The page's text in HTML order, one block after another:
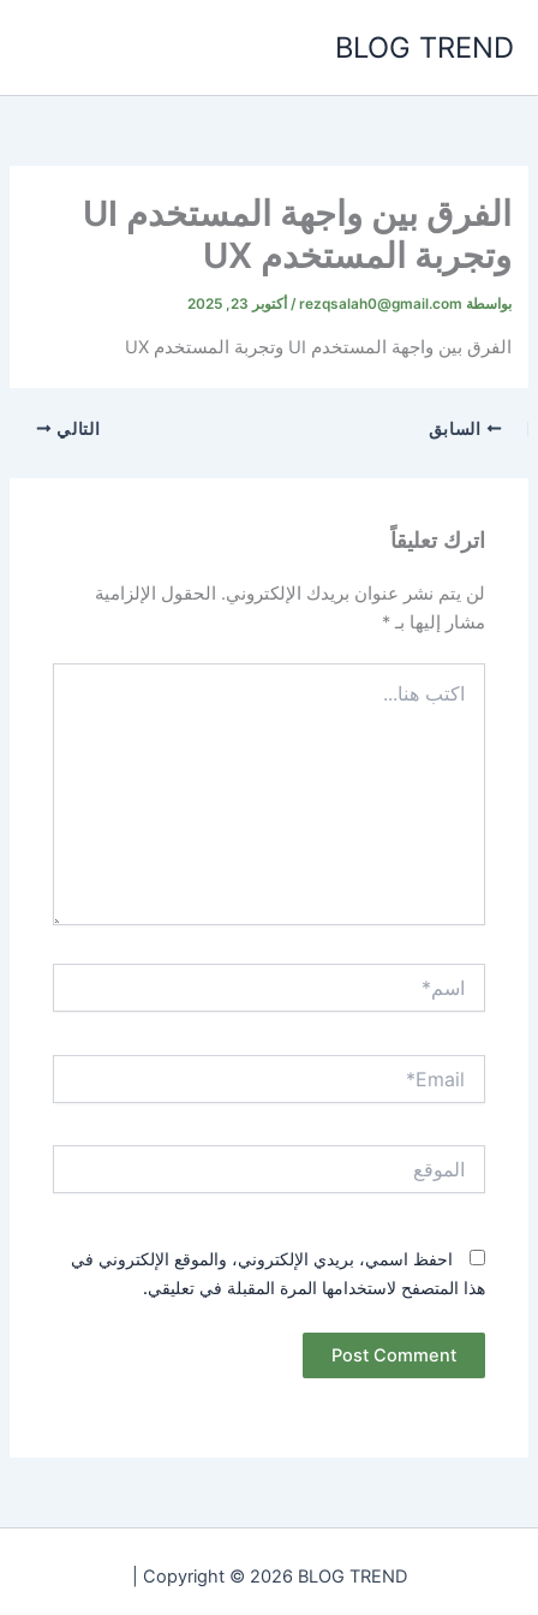
BLOG TREND
الفرق بين واجهة المستخدم UI
وتجربة المستخدم UX
بواسطة rezqsalah0@gmail.com
/ أكتوبر 23, 2025
الفرق بين واجهة المستخدم UI وتجربة المستخدم UX
السابق التالي
اترك تعليقاً
لن يتم نشر عنوان بريدك الإلكتروني.
الحقول الإلزامية
مشار إليها بـ*
هنا...
احفظ اسمي، بريدي الإلكتروني، والموقع الإلكتروني في
هذا المتصفح لاستخدامها المرة المقبلة في تعليقي.
Copyright © 2026 BLOG TREND |